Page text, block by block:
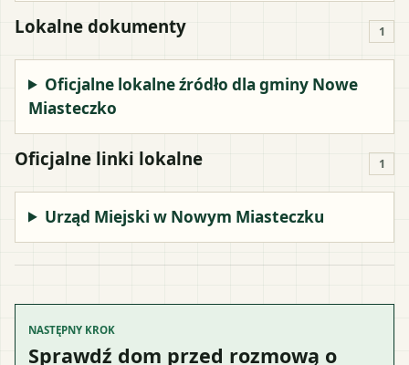
Lokalne dokumenty 1
Oficjalne lokalne źródło dla gminy Nowe
Miasteczko
Oficjalne linki lokalne 1
Urząd Miejski w Nowym Miasteczku
NASTĘPNY KROK
Sprawdź dom przed rozmową o